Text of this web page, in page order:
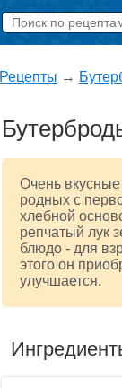
Рецепты →
Очень
родных с
хлебной
репчатый лук
блюдо - для
этого он
улучшается.